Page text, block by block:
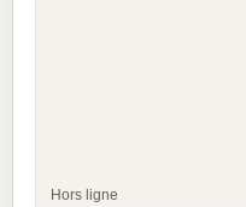
Hors ligne